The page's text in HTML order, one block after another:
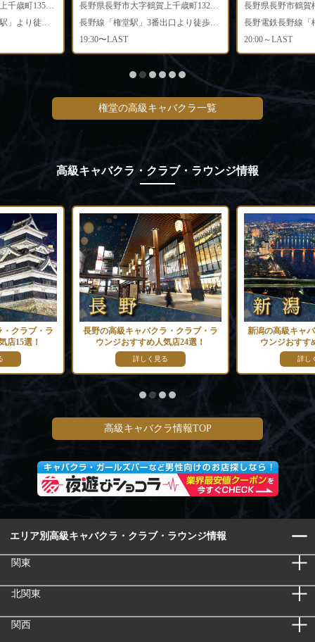
長野県長野市大字鶴賀上千歳町1352-2 プラザフェニックス802
長野電鉄長野線「権堂駅」より徒歩5分
長野県長野市大字鶴賀上千歳町1323 長野会館2F
長野線「権堂駅」3番出口より徒歩5分
19:30〜LAST
20:00～LAST
権堂の高級キャバクラ一覧
高級キャバクラ・クラブ・ラウンジ情報
クラブ・ラ
店15選！
長野の高級キャバクラ・クラブ・ラ
ウンジおすすめ人気店24選！
詳しく見る
新潟の高級キャ
ウンジおすす
詳し
高級キャバクラ情報TOP
エリア別高級キャバクラ・クラブ・ラウンジ情報
関東
北関東
関西